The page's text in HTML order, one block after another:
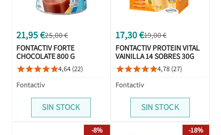
21,95 €25,00 €
FONTACTIV FORTE
CHOCOLATE 800 G
4,64 (22)
Fontactiv
SIN STOCK
17,30 €19,00 €
FONTACTIV PROTEIN VITAL
VAINILLA 14 SOBRES 30G
4,78 (27)
Fontactiv
SIN STOCK
-8% -18%